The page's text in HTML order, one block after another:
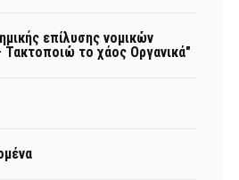
επίλυσης νομικών
Τακτοποιώ το χάος Οργανικά"